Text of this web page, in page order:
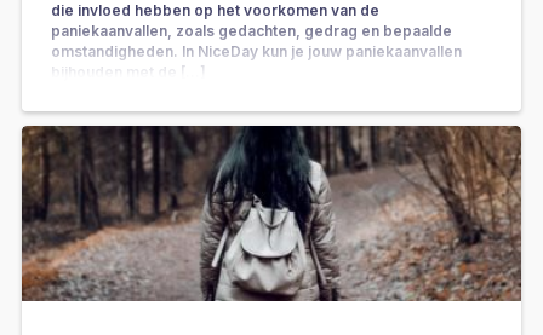
die invloed hebben op het voorkomen van de
paniekaanvallen, zoals gedachten, gedrag en bepaalde
omstandigheden. In NiceDay kun je jouw paniekaanvallen
bijhouden met de […]